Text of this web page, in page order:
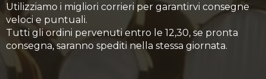
Utilizziamo i migliori corrieri per garantirvi consegne
veloci e puntuali.
Tutti gli ordini pervenuti entro le 12,30, se pronta
consegna, saranno spediti nella stessa giornata.